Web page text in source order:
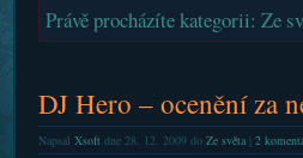
Právě procházíte kategorii: Ze
DJ Hero – ocenění za
Napsal Xsoftdne 28. 12. 2009 do Ze světa| 2